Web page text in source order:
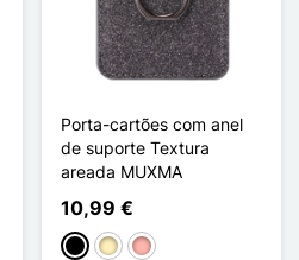
Porta-cartões com anel
de suporte Textura
areada MUXMA
10,99 €
PretoOuroOuro rosa